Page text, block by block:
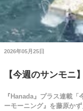
2026年05月25日
【今週のサンモニ
『Hanada』プラス連載
ーモーニング』を藤原か